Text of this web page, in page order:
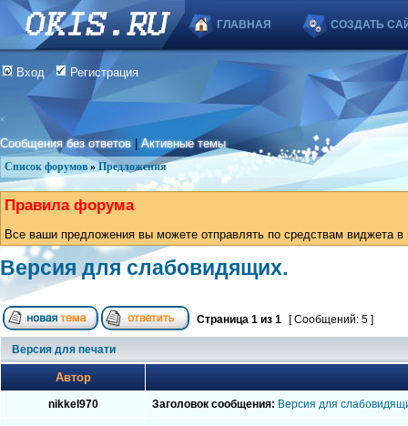
ГЛАВНАЯ СОЗДАТЬ
Вход Регистрация
Сообщения без ответов |Активные темы
Список форумов » Предложения
Правила форума
Все ваши предложения вы можете отправлять по средствам виджета
Версия для слабовидящих.
Страница 1 из 1 [ Сообщений: 5 ]
Версия для печати
Автор
nikkel970 Заголовок сообщения: Версия для